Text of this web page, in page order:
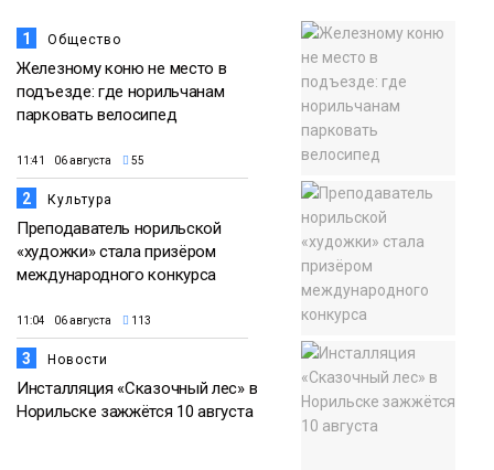
1 Общество
Железному коню не место в
подъезде: где норильчанам
парковать велосипед
11:41 06 августа 55
2 Культура
Преподаватель норильской
«художки» стала призёром
международного конкурса
11:04 06 августа 113
3 Новости
Инсталляция «Сказочный лес» в
Норильске зажжётся 10 августа